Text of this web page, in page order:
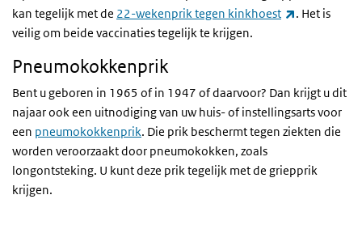
kan tegelijk met de 22-wekenprik tegen kinkhoest (externe
. Het is
veilig om beide vaccinaties tegelijk te krijgen.
Pneumokokkenprik
Bent u geboren in 1965 of in 1947 of daarvoor? Dan krijgt u dit
najaar ook een uitnodiging van uw huis- of instellingsarts voor
een pneumokokkenprik. Die prik beschermt tegen ziekten die
worden veroorzaakt door pneumokokken, zoals
longontsteking. U kunt deze prik tegelijk met de griepprik
krijgen.